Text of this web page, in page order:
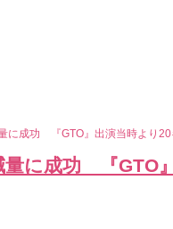
に成功 『GTO』出演当時より20
に成功 『GTO